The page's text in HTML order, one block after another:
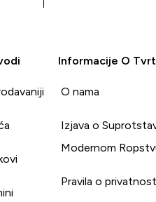
Informacije O
O nama
Izjava o
Modernom
Pravila o